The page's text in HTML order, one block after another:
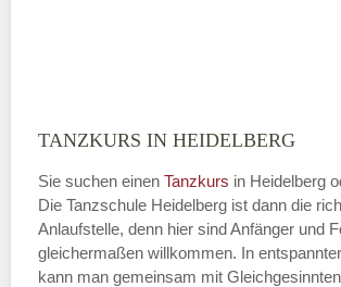
TANZKURS IN HEIDELBERG
Sie suchen einen Tanzkurs in Heidelberg
Die Tanzschule Heidelberg ist dann die
Anlaufstelle, denn hier sind Anfänger und
gleichermaßen willkommen. In
kann man gemeinsam mit